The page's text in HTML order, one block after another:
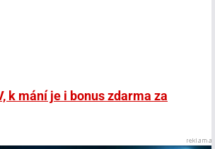
k mání je i bonus zdarma za